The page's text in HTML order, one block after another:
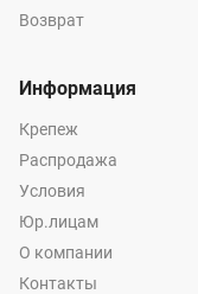
Возврат
Информация
Крепеж
Распродажа
Условия
Юр.лицам
О компании
Контакты